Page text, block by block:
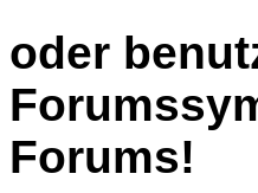
oder
Forums!